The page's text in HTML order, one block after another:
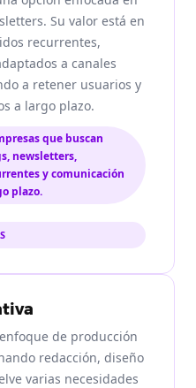
Su valor está en
recurrentes,
a canales
a retener usuarios y
a largo plazo.
que buscan
newsletters,
y comunicación
plazo.
de producción
redacción, diseño
varias necesidades